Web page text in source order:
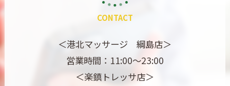
CONTACT
＜港北マッサージ 綱島店＞
営業時間：11:00～23:00
＜楽鎮トレッサ店＞